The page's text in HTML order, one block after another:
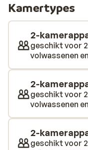
(vis)restaurantjes.
prachtig
over 5 gebouwen en
eerste verdieping.
grasveldjes waar
voor een rustige
dieper wordt, is ook
Ontspannen gaat
waar je op een
uitzicht. Dankzij het
en de animatie hoef
Kamertypes
2-
geschikt voor
volwassenen
2-
geschikt voor
volwassenen
2-
geschikt voor